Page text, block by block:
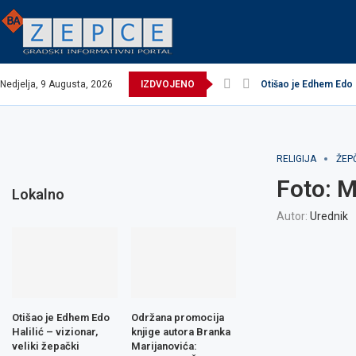
Nedjelja, 9 Augusta, 2026 IZDVOJENO Otišao je Edhem
RELIGIJA
Foto:
Autor: Urednik
Lokalno
Otišao je Edhem Edo
Halilić – vizionar,
veliki žepački
Održana promocija
knjige autora Branka
Marijanovića: